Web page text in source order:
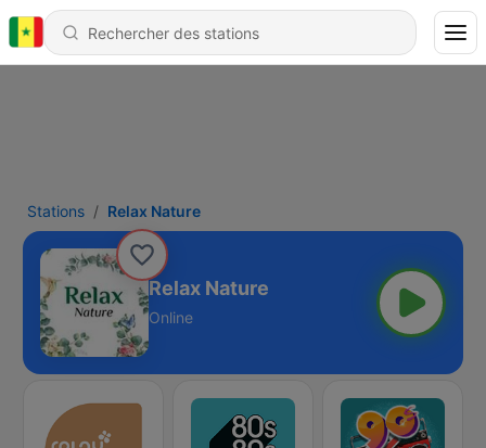
Stations Relax Nature
Relax Nature
Online